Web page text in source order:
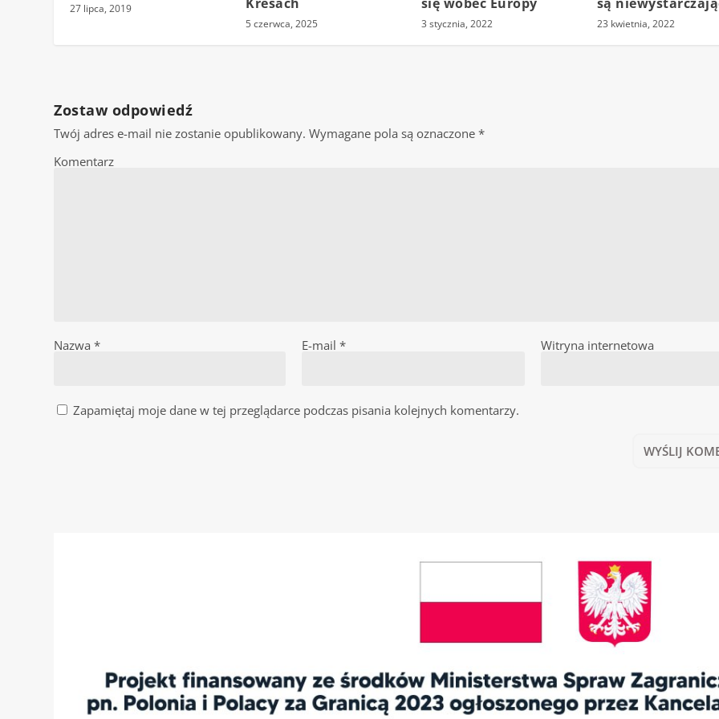
27 lipca, 2019
5 czerwca, 2025 3 stycznia, 2022 23 kwietnia, 2022
Zostaw odpowiedź
Twój adres e-mail nie zostanie opublikowany. Wymagane pola są oznaczone*
Komentarz
Nazwa* E-mail * Witryna internetowa
Zapamiętaj moje dane w tej przeglądarce podczas pisania kolejnych komentarzy.